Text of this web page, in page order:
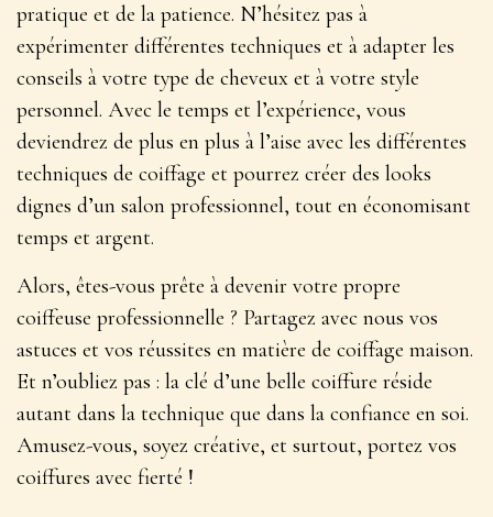
pratique et de la patience. N’hésitez pas à
expérimenter différentes techniques et à adapter les
conseils à votre type de cheveux et à votre style
personnel. Avec le temps et l’expérience, vous
deviendrez de plus en plus à l’aise avec les différentes
techniques de coiffage et pourrez créer des looks
dignes d’un salon professionnel, tout en économisant
temps et argent.
Alors, êtes-vous prête à devenir votre propre
coiffeuse professionnelle ? Partagez avec nous vos
astuces et vos réussites en matière de coiffage maison.
Et n’oubliez pas : la clé d’une belle coiffure réside
autant dans la technique que dans la confiance en soi.
Amusez-vous, soyez créative, et surtout, portez vos
coiffures avec fierté !